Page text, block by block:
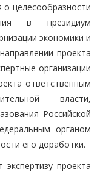
целесообразности
в президиум
экономики и
проекта
организации
ответственным
власти,
Российской
органом
его доработки.
проекта